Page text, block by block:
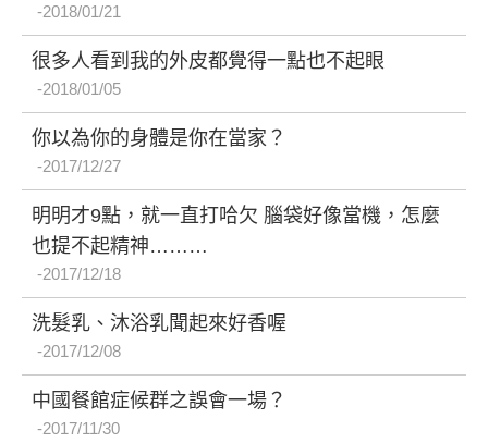
2018/01/21
很多人看到我的外皮都覺得一點也不起眼
2018/01/05
你以為你的身體是你在當家？
2017/12/27
明明才9點，就一直打哈欠 腦袋好像當機，怎麼
也提不起精神………
2017/12/18
洗髮乳、沐浴乳聞起來好香喔
2017/12/08
中國餐館症候群之誤會一場？
2017/11/30